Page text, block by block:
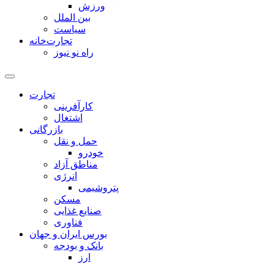
ورزش
بین الملل
سیاست
تجارت‌خانه
راه نو نیوز
تجارت
کارآفرینی
اشتغال
بازرگانی
حمل و نقل
خودرو
مناطق آزاد
انرژی
پتروشیمی
مسکن
صنایع غذایی
فناوری
بورس ایران و جهان
بانک و بودجه
ارز